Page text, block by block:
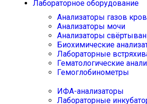
Лабораторное оборудование
Анализаторы газов
Анализаторы мочи
Анализаторы
Биохимические
Лабораторные
Гематологические
Гемоглобинометры
ИФА-анализаторы
Лабораторные